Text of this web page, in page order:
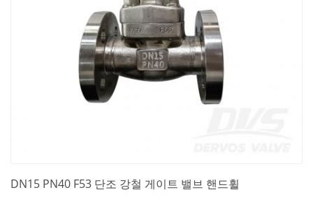
DN15 PN40 F53 단조 강철 게이트 밸브 핸드휠